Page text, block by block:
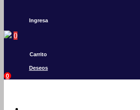
Ingresa
0
Carrito
Deseos
0